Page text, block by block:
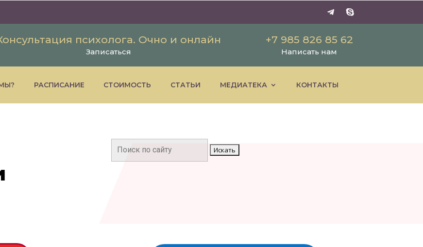
психолога. Очно и онлайн
Записаться
+7 985 826 85 62
Написать нам
РАСПИСАНИЕ СТОИМОСТЬ СТАТЬИ МЕДИАТЕКА КОНТАКТЫ